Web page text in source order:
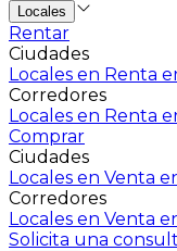
Locales
Rentar
Ciudades
Locales en Renta
Corredores
Locales en Renta
Comprar
Ciudades
Locales en Venta
Corredores
Locales en Venta
Solicita una